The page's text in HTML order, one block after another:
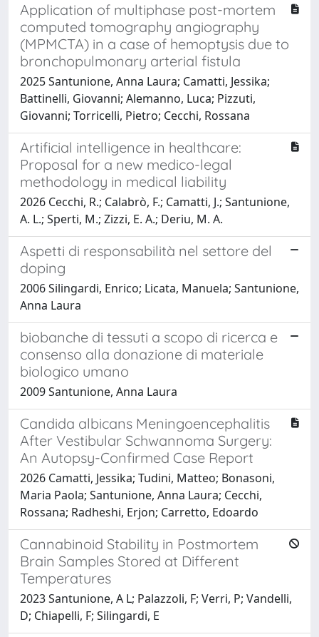
Application of multiphase post-mortem
computed tomography angiography
(MPMCTA) in a case of hemoptysis due to
bronchopulmonary arterial fistula
2025 Santunione, Anna Laura; Camatti, Jessika;
Battinelli, Giovanni; Alemanno, Luca; Pizzuti,
Giovanni; Torricelli, Pietro; Cecchi, Rossana
Artificial intelligence in healthcare:
Proposal for a new medico-legal
methodology in medical liability
2026 Cecchi, R.; Calabrò, F.; Camatti, J.; Santunione,
A. L.; Sperti, M.; Zizzi, E. A.; Deriu, M. A.
Aspetti di responsabilità nel settore del
doping
2006 Silingardi, Enrico; Licata, Manuela; Santunione,
Anna Laura
biobanche di tessuti a scopo di ricerca e
consenso alla donazione di materiale
biologico umano
2009 Santunione, Anna Laura
Candida albicans Meningoencephalitis
After Vestibular Schwannoma Surgery:
An Autopsy-Confirmed Case Report
2026 Camatti, Jessika; Tudini, Matteo; Bonasoni,
Maria Paola; Santunione, Anna Laura; Cecchi,
Rossana; Radheshi, Erjon; Carretto, Edoardo
Cannabinoid Stability in Postmortem
Brain Samples Stored at Different
Temperatures
2023 Santunione, A L; Palazzoli, F; Verri, P; Vandelli,
D; Chiapelli, F; Silingardi, E